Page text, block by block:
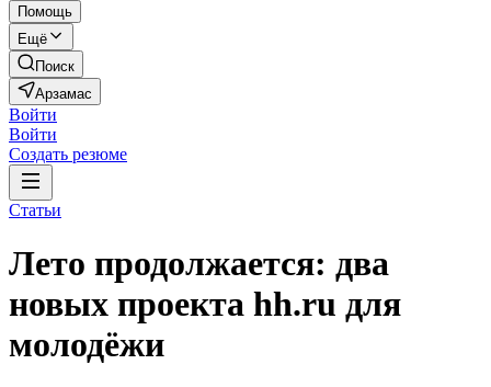
Помощь
Ещё
Поиск
Арзамас
Войти
Войти
Создать резюме
Статьи
Лето продолжается: два
новых проекта hh.ru для
молодёжи